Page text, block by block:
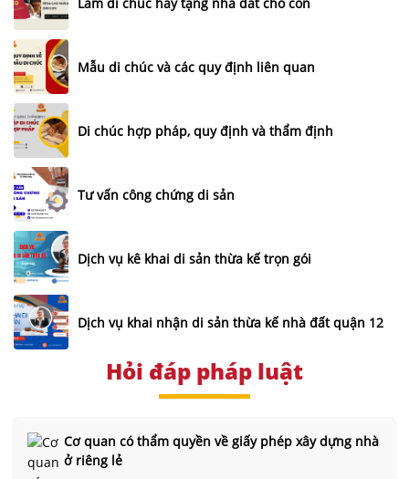
Mẫu di chúc và các quy định liên quan
Di chúc hợp pháp, quy định và thẩm định
Tư vấn công chứng di sản
Dịch vụ kê khai di sản thừa kế trọn gói
Dịch vụ khai nhận di sản thừa kế nhà đất quận 12
Hỏi đáp pháp luật
Cơ quan có thẩm quyền về giấy phép xây dựng nhà
ở riêng lẻ